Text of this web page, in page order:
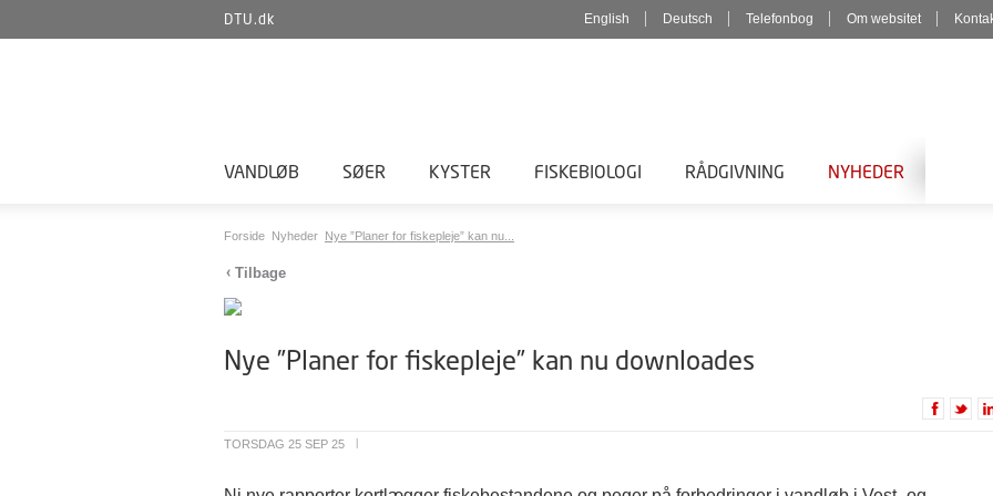
DTU.dk English Deutsch Telefonbog Om websitet
VANDLØB SØER KYSTER FISKEBIOLOGI RÅDGIVNING NYHEDER
Forside Nyheder Nye ”Planer for fiskepleje” kan nu...
Tilbage
Nye ”Planer for fiskepleje” kan nu downloades
TORSDAG 25 SEP 25